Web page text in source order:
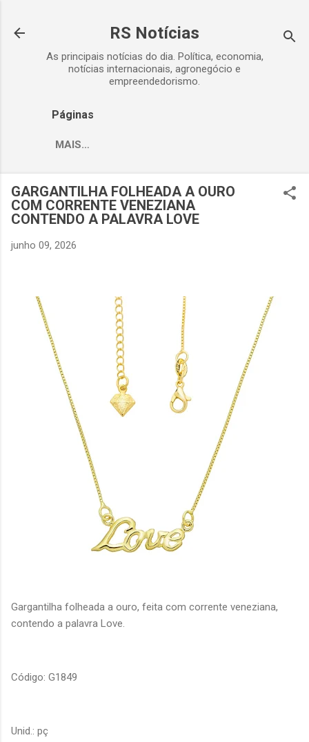
RS Notícias
As principais notícias do dia. Política, economia,
notícias internacionais, agronegócio e
empreendedorismo.
Páginas
MAIS…
GARGANTILHA FOLHEADA A OURO
COM CORRENTE VENEZIANA
CONTENDO A PALAVRA LOVE
junho 09, 2026
Gargantilha folheada a ouro, feita com corrente veneziana,
contendo a palavra Love.
Código: G1849
Unid.: pç